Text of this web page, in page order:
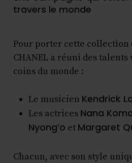
travers le monde
Pour porter cette
CHANEL a réuni des talents
coins du monde :
Le musicien Kendrick
Les actrices Nana
Nyong’o et Margaret
Chacun, avec son style